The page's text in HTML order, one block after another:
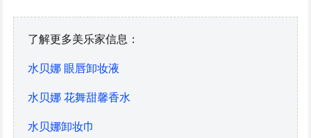
了解更多美乐家信息：
水贝娜 眼唇卸妆液
水贝娜 花舞甜馨香水
水贝娜卸妆巾